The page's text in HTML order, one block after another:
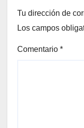
Tu dirección de
Los campos
Comentario *